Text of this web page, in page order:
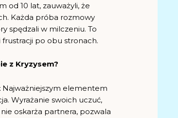
od 10 lat, zauważyli, że
Każda próba rozmowy
spędzali w milczeniu. To
po obu stronach.
z Kryzysem?
Najważniejszym elementem
Wyrażanie swoich uczuć,
oskarża partnera, pozwala